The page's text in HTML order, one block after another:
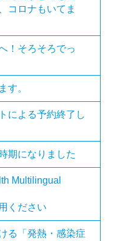
コロナもいてま
！そろそろでっ
す。
による予約終了し
期になりました
Multilingual
ください
る「発熱・感染症